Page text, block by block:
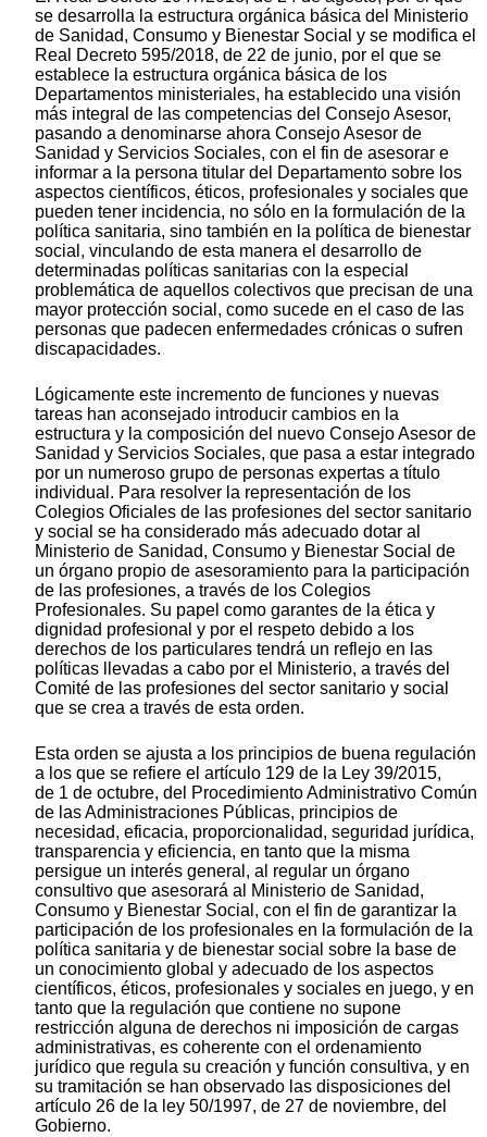
se desarrolla la estructura orgánica básica del Ministerio
de Sanidad, Consumo y Bienestar Social y se modifica el
Real Decreto 595/2018, de 22 de junio, por el que se
establece la estructura orgánica básica de los
Departamentos ministeriales, ha establecido una visión
más integral de las competencias del Consejo Asesor,
pasando a denominarse ahora Consejo Asesor de
Sanidad y Servicios Sociales, con el fin de asesorar e
informar a la persona titular del Departamento sobre los
aspectos científicos, éticos, profesionales y sociales que
pueden tener incidencia, no sólo en la formulación de la
política sanitaria, sino también en la política de bienestar
social, vinculando de esta manera el desarrollo de
determinadas políticas sanitarias con la especial
problemática de aquellos colectivos que precisan de una
mayor protección social, como sucede en el caso de las
personas que padecen enfermedades crónicas o sufren
discapacidades.
Lógicamente este incremento de funciones y nuevas
tareas han aconsejado introducir cambios en la
estructura y la composición del nuevo Consejo Asesor de
Sanidad y Servicios Sociales, que pasa a estar integrado
por un numeroso grupo de personas expertas a título
individual. Para resolver la representación de los
Colegios Oficiales de las profesiones del sector sanitario
y social se ha considerado más adecuado dotar al
Ministerio de Sanidad, Consumo y Bienestar Social de
un órgano propio de asesoramiento para la participación
de las profesiones, a través de los Colegios
Profesionales. Su papel como garantes de la ética y
dignidad profesional y por el respeto debido a los
derechos de los particulares tendrá un reflejo en las
políticas llevadas a cabo por el Ministerio, a través del
Comité de las profesiones del sector sanitario y social
que se crea a través de esta orden.
Esta orden se ajusta a los principios de buena regulación
a los que se refiere el artículo 129 de la Ley 39/2015,
de 1 de octubre, del Procedimiento Administrativo Común
de las Administraciones Públicas, principios de
necesidad, eficacia, proporcionalidad, seguridad jurídica,
transparencia y eficiencia, en tanto que la misma
persigue un interés general, al regular un órgano
consultivo que asesorará al Ministerio de Sanidad,
Consumo y Bienestar Social, con el fin de garantizar la
participación de los profesionales en la formulación de la
política sanitaria y de bienestar social sobre la base de
un conocimiento global y adecuado de los aspectos
científicos, éticos, profesionales y sociales en juego, y en
tanto que la regulación que contiene no supone
restricción alguna de derechos ni imposición de cargas
administrativas, es coherente con el ordenamiento
jurídico que regula su creación y función consultiva, y en
su tramitación se han observado las disposiciones del
artículo 26 de la ley 50/1997, de 27 de noviembre, del
Gobierno.